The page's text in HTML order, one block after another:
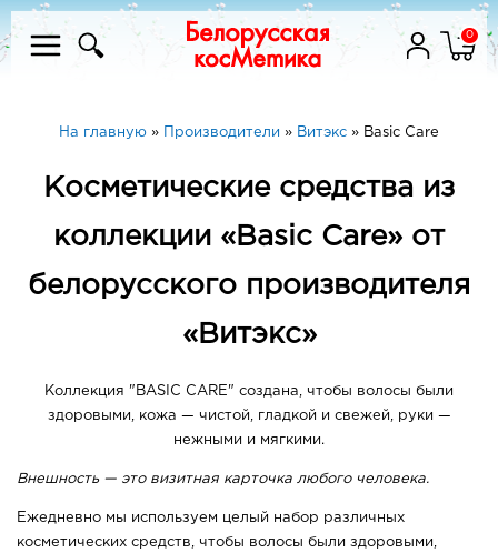
0
На главную » Производители » Витэкс » Basic Care
Косметические средства из
коллекции «Basic Care» от
белорусского производителя
«Витэкс»
Коллекция "BASIC CARE" создана, чтобы волосы были
здоровыми, кожа — чистой, гладкой и свежей, руки —
нежными и мягкими.
Внешность — это визитная карточка любого человека.
Ежедневно мы используем целый набор различных
косметических средств, чтобы волосы были здоровыми,